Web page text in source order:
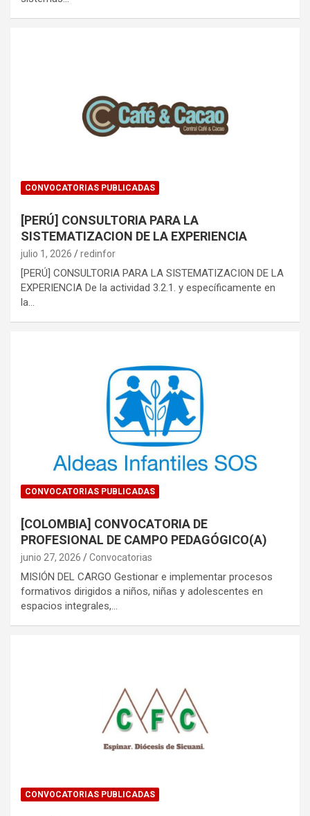
CONVOCATORIAS PUBLICADAS
[PERÚ] CONSULTORIA PARA LA
SISTEMATIZACION DE LA EXPERIENCIA
julio 1, 2026 redinfor
[PERÚ] CONSULTORIA PARA LA SISTEMATIZACION DE LA
EXPERIENCIA De la actividad 3.2.1. y específicamente en
la…
CONVOCATORIAS PUBLICADAS
[COLOMBIA] CONVOCATORIA DE
PROFESIONAL DE CAMPO PEDAGÓGICO(A)
junio 27, 2026 Convocatorias
MISIÓN DEL CARGO Gestionar e implementar procesos
formativos dirigidos a niños, niñas y adolescentes en
espacios integrales,…
CONVOCATORIAS PUBLICADAS